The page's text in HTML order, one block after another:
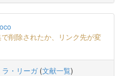
削除されたか、リンク先が変
ラ・リーガ(文献一覧)